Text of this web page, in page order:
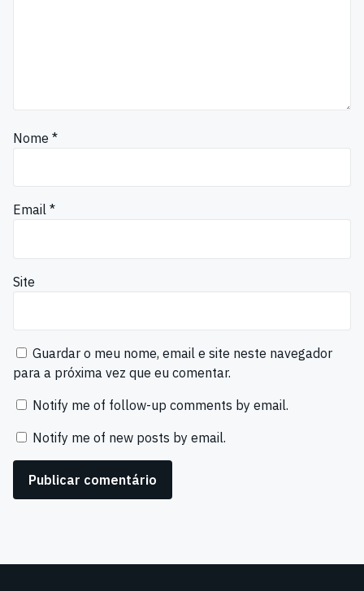
Nome *
Email *
Site
Guardar o meu nome, email e site neste navegador
para a próxima vez que eu comentar.
Notify me of follow-up comments by email.
Notify me of new posts by email.